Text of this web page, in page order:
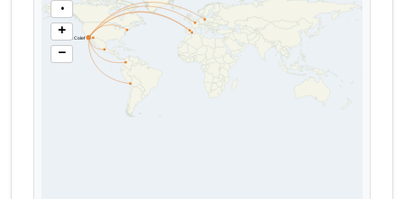
El Colef
•
+
−